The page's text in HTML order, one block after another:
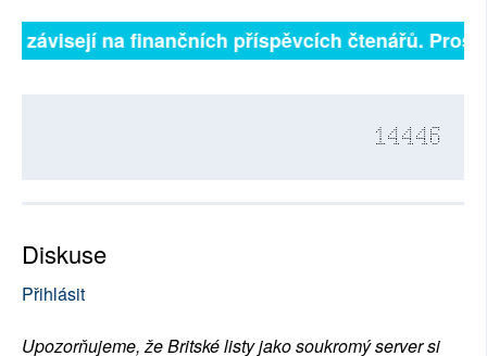
závisejí na finančních příspěvcích čtenářů.
14446
Diskuse
Přihlásit
Upozorňujeme, že Britské listy jako soukromý server si